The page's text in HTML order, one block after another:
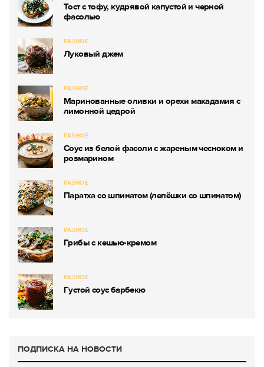
Тост с тофу, кудрявой капустой и черной
фасолью
РАЗНОЕ
Луковый джем
РАЗНОЕ
Маринованные оливки и орехи макадамия с
лимонной цедрой
РАЗНОЕ
Соус из белой фасоли с жареным чесноком и
розмарином
РАЗНОЕ
Паратха со шпинатом (лепёшки со шпинатом)
РАЗНОЕ
Грибы с кешью-кремом
РАЗНОЕ
Густой соус барбекю
ПОДПИСКА НА НОВОСТИ